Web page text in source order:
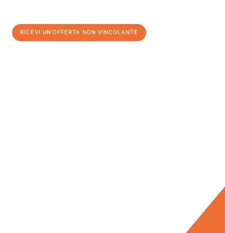
RICEVI UN'OFFERTA NON VINCOLANTE